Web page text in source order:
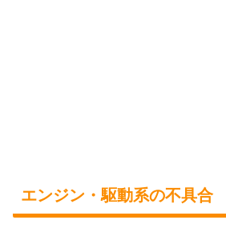
エンジン・駆動系の不具合